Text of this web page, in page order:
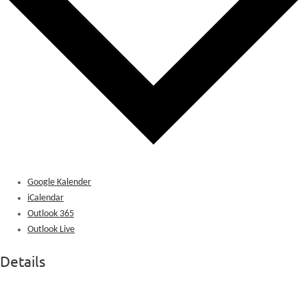
Google Kalender
iCalendar
Outlook 365
Outlook Live
Details